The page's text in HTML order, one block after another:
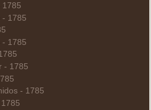
1785
- 1785
- 1785
- 1785
- 1785